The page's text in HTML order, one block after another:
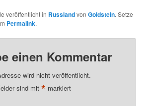
veröffentlicht in RusslandvonGoldstein. Setze
Permalink.
einen Kommentar
wird nicht veröffentlicht.
sind mit* markiert